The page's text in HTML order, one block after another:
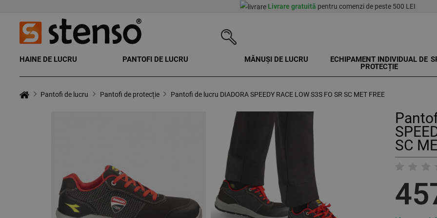
Livrare gratuită pentru comenzi de peste 500 LEI
HAINE DE LUCRU PANTOFI DE LUCRU MĂNUȘI DE LUCRU
ECHIPAMENT INDIVIDUAL DE
PROTECȚIE
Pantofi de lucru Pantofi de protecție Pantofi de lucru DIADORA SPEEDY RACE LOW S3S FO SR SC MET FREE
SC